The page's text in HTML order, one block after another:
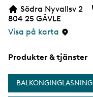
Södra Nyvallsv 2
804 25 GÄVLE
Visa på karta
Produkter & tjänster
BALKONGINGLASNING